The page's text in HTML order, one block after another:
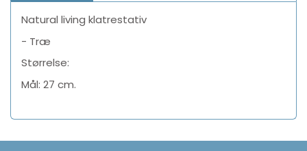
Natural living klatrestativ
- Træ
Størrelse:
Mål: 27 cm.